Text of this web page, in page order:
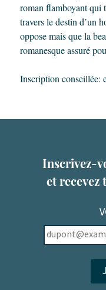
roman flamboyant qui
travers le destin d’un
oppose mais que la
romanesque assuré
Inscription conseillée:
Inscrivez-
et recevez